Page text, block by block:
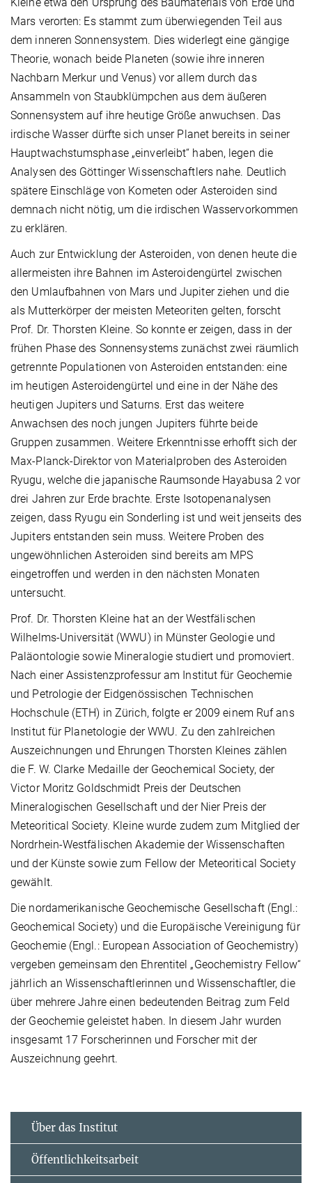
Kleine etwa den Ursprung des Baumaterials von Erde und
Mars verorten: Es stammt zum überwiegenden Teil aus
dem inneren Sonnensystem. Dies widerlegt eine gängige
Theorie, wonach beide Planeten (sowie ihre inneren
Nachbarn Merkur und Venus) vor allem durch das
Ansammeln von Staubklümpchen aus dem äußeren
Sonnensystem auf ihre heutige Größe anwuchsen. Das
irdische Wasser dürfte sich unser Planet bereits in seiner
Hauptwachstumsphase „einverleibt“ haben, legen die
Analysen des Göttinger Wissenschaftlers nahe. Deutlich
spätere Einschläge von Kometen oder Asteroiden sind
demnach nicht nötig, um die irdischen Wasservorkommen
zu erklären.
Auch zur Entwicklung der Asteroiden, von denen heute die
allermeisten ihre Bahnen im Asteroidengürtel zwischen
den Umlaufbahnen von Mars und Jupiter ziehen und die
als Mutterkörper der meisten Meteoriten gelten, forscht
Prof. Dr. Thorsten Kleine. So konnte er zeigen, dass in der
frühen Phase des Sonnensystems zunächst zwei räumlich
getrennte Populationen von Asteroiden entstanden: eine
im heutigen Asteroidengürtel und eine in der Nähe des
heutigen Jupiters und Saturns. Erst das weitere
Anwachsen des noch jungen Jupiters führte beide
Gruppen zusammen. Weitere Erkenntnisse erhofft sich der
Max-Planck-Direktor von Materialproben des Asteroiden
Ryugu, welche die japanische Raumsonde Hayabusa 2 vor
drei Jahren zur Erde brachte. Erste Isotopenanalysen
zeigen, dass Ryugu ein Sonderling ist und weit jenseits des
Jupiters entstanden sein muss. Weitere Proben des
ungewöhnlichen Asteroiden sind bereits am MPS
eingetroffen und werden in den nächsten Monaten
untersucht.
Prof. Dr. Thorsten Kleine hat an der Westfälischen
Wilhelms-Universität (WWU) in Münster Geologie und
Paläontologie sowie Mineralogie studiert und promoviert.
Nach einer Assistenzprofessur am Institut für Geochemie
und Petrologie der Eidgenössischen Technischen
Hochschule (ETH) in Zürich, folgte er 2009 einem Ruf ans
Institut für Planetologie der WWU. Zu den zahlreichen
Auszeichnungen und Ehrungen Thorsten Kleines zählen
die F. W. Clarke Medaille der Geochemical Society, der
Victor Moritz Goldschmidt Preis der Deutschen
Mineralogischen Gesellschaft und der Nier Preis der
Meteoritical Society. Kleine wurde zudem zum Mitglied der
Nordrhein-Westfälischen Akademie der Wissenschaften
und der Künste sowie zum Fellow der Meteoritical Society
gewählt.
Die nordamerikanische Geochemische Gesellschaft (Engl.:
Geochemical Society) und die Europäische Vereinigung für
Geochemie (Engl.: European Association of Geochemistry)
vergeben gemeinsam den Ehrentitel „Geochemistry Fellow“
jährlich an Wissenschaftlerinnen und Wissenschaftler, die
über mehrere Jahre einen bedeutenden Beitrag zum Feld
der Geochemie geleistet haben. In diesem Jahr wurden
insgesamt 17 Forscherinnen und Forscher mit der
Auszeichnung geehrt.
Über das Institut
Öffentlichkeitsarbeit